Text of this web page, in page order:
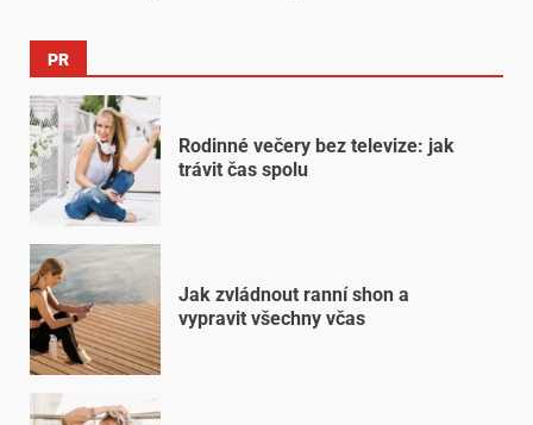
PR
Rodinné večery bez televize: jak
trávit čas spolu
Jak zvládnout ranní shon a
vypravit všechny včas